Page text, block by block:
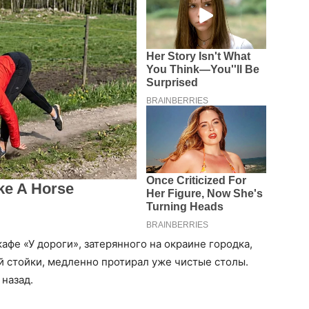
«У дороги», затерянного на окраине городка,
стойки, медленно протирал уже чистые столы.